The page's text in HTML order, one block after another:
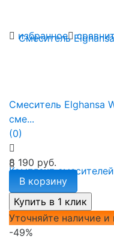
избранное
Смеситель Elghansa
сме...
(0)
8 190 руб.
В корзину
Уточняйте наличие и
-49%